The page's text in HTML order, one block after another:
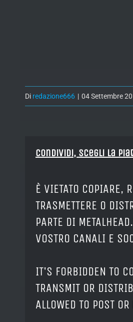
Di redazione666 | 04 Settembre
Condividi, Scegli la
È VIETATO COPIARE,
TRASMETTERE O
PARTE DI
VOSTRO CANALI E
IT'S FORBIDDEN TO
TRANSMIT OR
ALLOWED TO POST